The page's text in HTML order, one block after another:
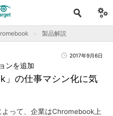
製品解説
2017年9月6日
」の仕事マシン化に気
ンを追加
って、企業はChromebook上